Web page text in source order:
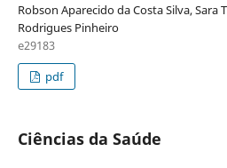
Robson Aparecido da Costa Silva, Sara
Rodrigues Pinheiro
e29183
pdf
Ciências da Saúde